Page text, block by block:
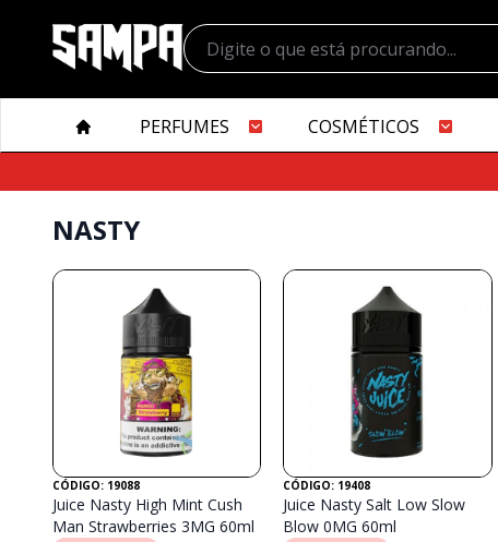
PERFUMES COSMÉTICOS
NASTY
CÓDIGO: 19088
Juice Nasty High Mint Cush
Man Strawberries 3MG 60ml
CÓDIGO: 19408
Juice Nasty Salt Low Slow
Blow 0MG 60ml